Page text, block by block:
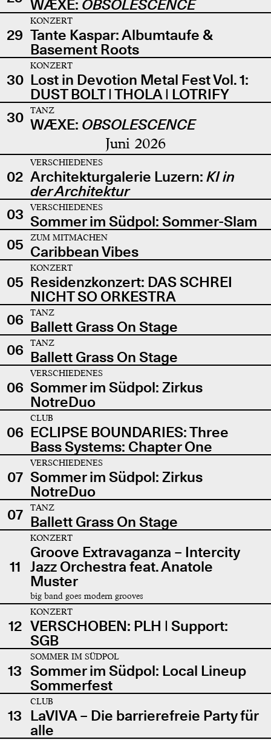
WÆXE: OBSOLESCENCE
29
KONZERT
Tante Kaspar: Albumtaufe &
Basement Roots
30
KONZERT
Lost in Devotion Metal Fest Vol. 1:
DUST BOLT | THOLA | LOTRIFY
30
TANZ
WÆXE: OBSOLESCENCE
Juni 2026
02
VERSCHIEDENES
Architekturgalerie Luzern: KI in
der Architektur
03
VERSCHIEDENES
Sommer im Südpol: Sommer-Slam
05
ZUM MITMACHEN
Caribbean Vibes
05
KONZERT
Residenzkonzert: DAS SCHREI
NICHT SO ORKESTRA
06
TANZ
Ballett Grass On Stage
06
TANZ
Ballett Grass On Stage
06
VERSCHIEDENES
Sommer im Südpol: Zirkus
NotreDuo
06
CLUB
ECLIPSE BOUNDARIES: Three
Bass Systems: Chapter One
07
VERSCHIEDENES
Sommer im Südpol: Zirkus
NotreDuo
07
TANZ
Ballett Grass On Stage
11
KONZERT
Groove Extravaganza – Intercity
Jazz Orchestra feat. Anatole
Muster
big band goes modern grooves
12
KONZERT
VERSCHOBEN: PLH | Support:
SGB
13
SOMMER IM SÜDPOL
Sommer im Südpol: Local Lineup
Sommerfest
13
CLUB
LaVIVA – Die barrierefreie Party für
alle